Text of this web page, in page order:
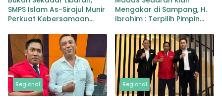
SMPS Islam As-Sirajul Munir
Perkuat Kebersamaan
Kota Batu
Mengakar di Sampang, H.
Ibrohim : Terpilih Pimpin
Regional Regional